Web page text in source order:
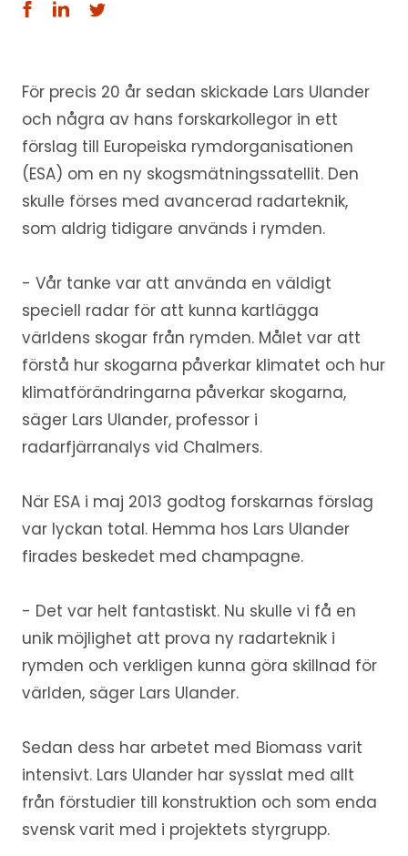
För precis 20 år sedan skickade Lars Ulander
och några av hans forskarkollegor in ett
förslag till Europeiska rymdorganisationen
(ESA) om en ny skogsmätningssatellit. Den
skulle förses med avancerad radarteknik,
som aldrig tidigare används i rymden.
- Vår tanke var att använda en väldigt
speciell radar för att kunna kartlägga
världens skogar från rymden. Målet var att
förstå hur skogarna påverkar klimatet och hur
klimatförändringarna påverkar skogarna,
säger Lars Ulander, professor i
radarfjärranalys vid Chalmers.
När ESA i maj 2013 godtog forskarnas förslag
var lyckan total. Hemma hos Lars Ulander
firades beskedet med champagne.
- Det var helt fantastiskt. Nu skulle vi få en
unik möjlighet att prova ny radarteknik i
rymden och verkligen kunna göra skillnad för
världen, säger Lars Ulander.
Sedan dess har arbetet med Biomass varit
intensivt. Lars Ulander har sysslat med allt
från förstudier till konstruktion och som enda
svensk varit med i projektets styrgrupp.